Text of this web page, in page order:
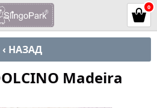
0
‹ НАЗАД
Madeira